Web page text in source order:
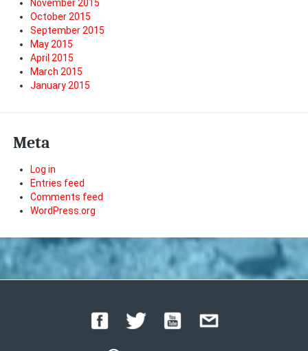
November 2015
October 2015
September 2015
May 2015
April 2015
March 2015
January 2015
Meta
Log in
Entries feed
Comments feed
WordPress.org